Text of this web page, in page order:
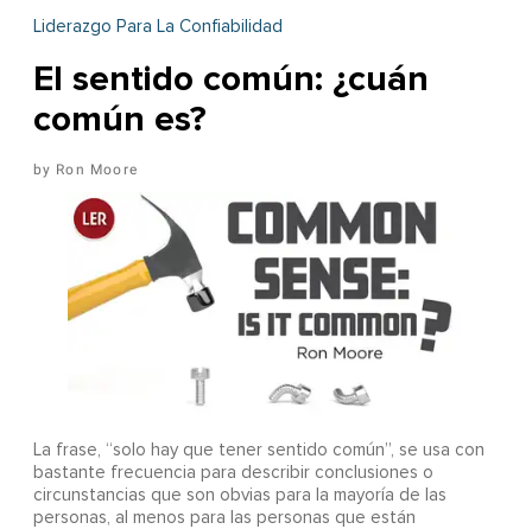
Liderazgo Para La Confiabilidad
El sentido común: ¿cuán
común es?
Ron Moore
La frase, “solo hay que tener sentido común”, se usa con
bastante frecuencia para describir conclusiones o
circunstancias que son obvias para la mayoría de las
personas, al menos para las personas que están